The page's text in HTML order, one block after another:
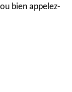
bien appelez-